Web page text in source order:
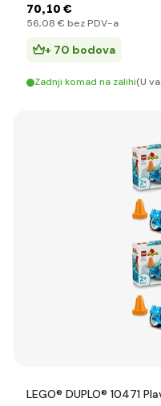
70,10 €
56,08 € bez PDV-a
+ 70 bodova
Zadnji komad na zalihi(U
LEGO® DUPLO® 10471